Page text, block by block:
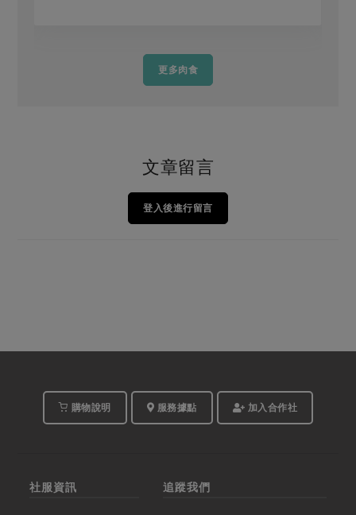
更多肉食
文章留言
登入後進行留言
購物說明 服務據點 加入合作社
社服資訊 追蹤我們